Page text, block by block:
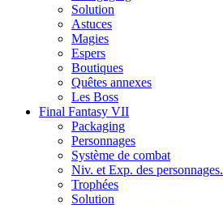
Solution
Astuces
Magies
Espers
Boutiques
Quêtes annexes
Les Boss
Final Fantasy VII
Packaging
Personnages
Système de combat
Niv. et Exp. des personnages.
Trophées
Solution